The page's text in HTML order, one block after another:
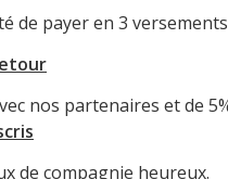
de payer en 3
nos partenaires et de
de compagnie heureux.